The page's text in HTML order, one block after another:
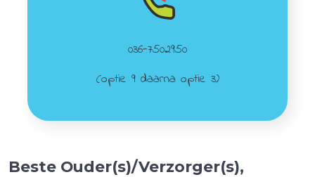
036-7502950
(optie 9 daarna optie 3)
Beste Ouder(s)/Verzorger(s),